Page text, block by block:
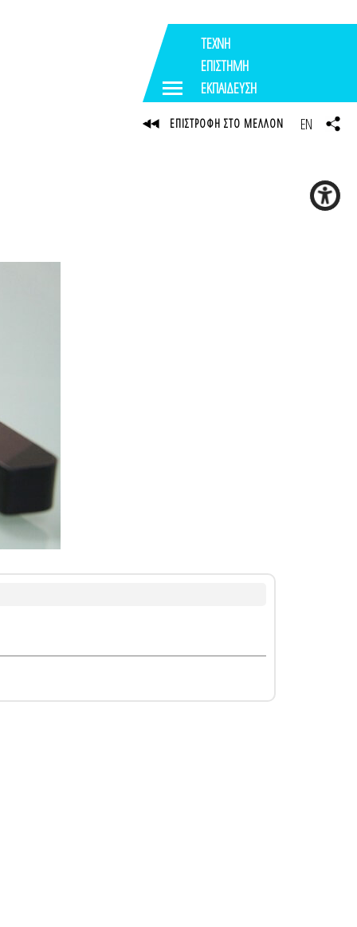
ΤΕΧΝΗ
ΕΠΙΣΤΗΜΗ
ΕΚΠΑΙΔΕΥΣΗ
ΕΠΙΣΤΡΟΦΗ ΣΤΟ ΜΕΛΛΟΝ EN